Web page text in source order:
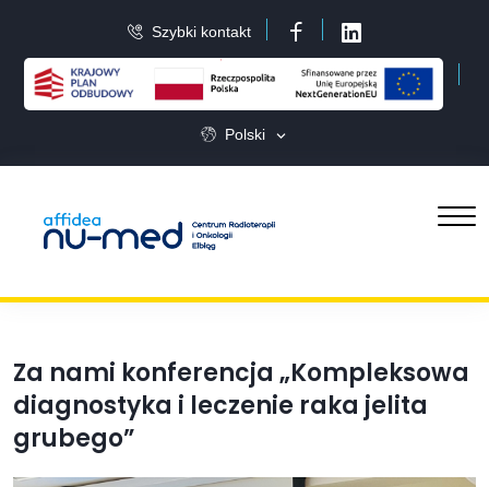
Szybki kontakt
Polski
Za nami konferencja „Kompleksowa
diagnostyka i leczenie raka jelita
grubego”